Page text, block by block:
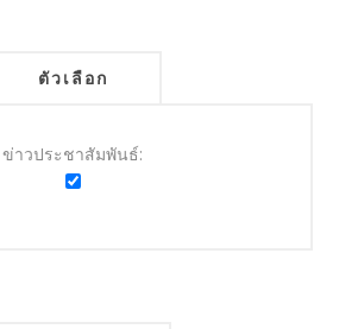
ตัวเลือก
ข่าวประชาสัมพันธ์: